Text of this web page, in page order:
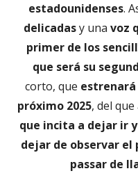
estadounidenses.
delicadasy una voz
primer de los
que será su
corto, que
próximo 2025, del
que incita a dejar ir
dejar de observar el
passar de